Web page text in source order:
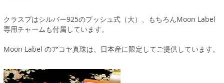
クラスプはシルバー925のプッシュ式（大）、もちろんMoon Label
専用チャームも付属しています。
Moon Label のアコヤ真珠は、日本産に限定してご提供しています。